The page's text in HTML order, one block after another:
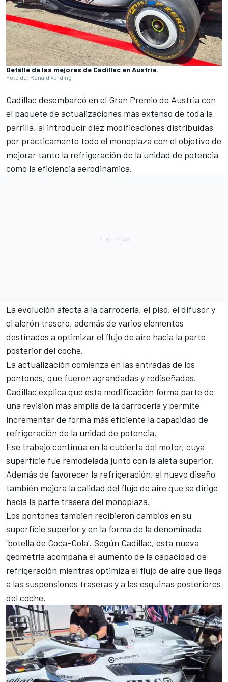
Detalle de las mejoras de Cadillac en Austria.
Foto de: Ronald Vording
Cadillac desembarcó en el Gran Premio de Austria con
el paquete de actualizaciones más extenso de toda la
parrilla, al introducir diez modificaciones distribuidas
por prácticamente todo el monoplaza con el objetivo de
mejorar tanto la refrigeración de la unidad de potencia
como la eficiencia aerodinámica.
La evolución afecta a la carrocería, el piso, el difusor y
el alerón trasero, además de varios elementos
destinados a optimizar el flujo de aire hacia la parte
posterior del coche.
La actualización comienza en las entradas de los
pontones, que fueron agrandadas y rediseñadas.
Cadillac explica que esta modificación forma parte de
una revisión más amplia de la carrocería y permite
incrementar de forma más eficiente la capacidad de
refrigeración de la unidad de potencia.
Ese trabajo continúa en la cubierta del motor, cuya
superficie fue remodelada junto con la aleta superior.
Además de favorecer la refrigeración, el nuevo diseño
también mejora la calidad del flujo de aire que se dirige
hacia la parte trasera del monoplaza.
Los pontones también recibieron cambios en su
superficie superior y en la forma de la denominada
'botella de Coca-Cola'. Según Cadillac, esta nueva
geometría acompaña el aumento de la capacidad de
refrigeración mientras optimiza el flujo de aire que llega
a las suspensiones traseras y a las esquinas posteriores
del coche.